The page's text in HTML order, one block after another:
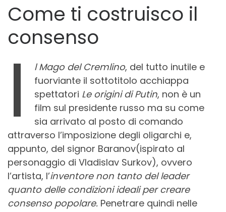
Come ti costruisco il
consenso
I l Mago del Cremlino, del tutto inutile e
fuorviante il sottotitolo acchiappa
spettatori Le origini di Putin, non è un
film sul presidente russo ma su come
sia arrivato al posto di comando
attraverso l’imposizione degli oligarchi e,
appunto, del signor Baranov(ispirato al
personaggio di Vladislav Surkov), ovvero
l’artista, l’inventore non tanto del leader
quanto delle condizioni ideali per creare
consenso popolare. Penetrare quindi nelle